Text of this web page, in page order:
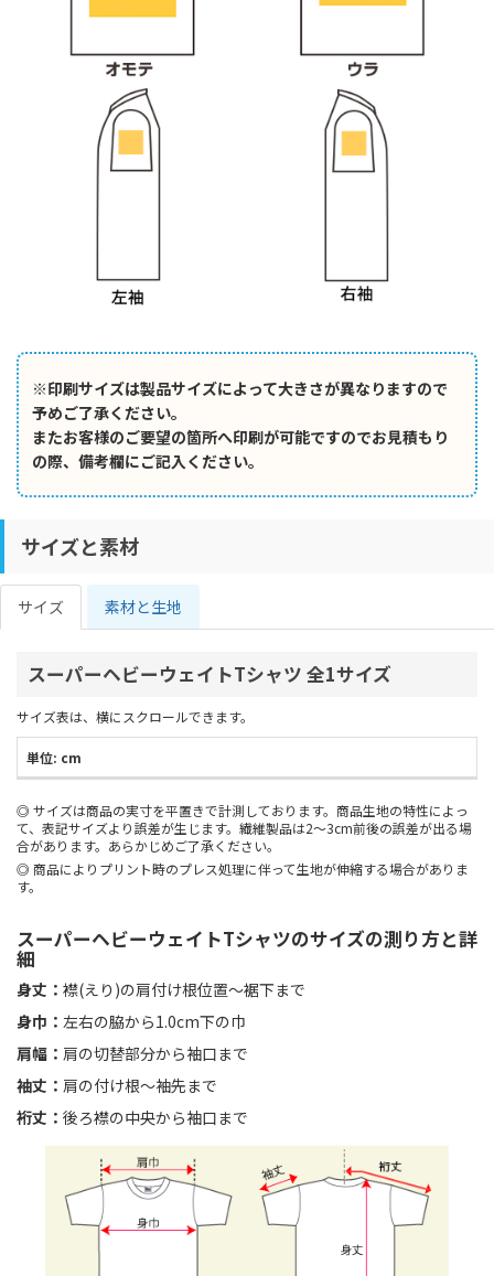
※印刷サイズは製品サイズによって大きさが異なりますので
予めご了承ください。
またお客様のご要望の箇所へ印刷が可能ですのでお見積もり
の際、備考欄にご記入ください。
サイズと素材
サイズ 素材と生地
スーパーヘビーウェイトTシャツ 全1サイズ
サイズ表は、横にスクロールできます。
単位: cm
サイズは商品の実寸を平置きで計測しております。商品生地の特性によっ
て、表記サイズより誤差が生じます。繊維製品は2～3cm前後の誤差が出る場
合があります。あらかじめご了承ください。
商品によりプリント時のプレス処理に伴って生地が伸縮する場合がありま
す。
スーパーヘビーウェイトTシャツのサイズの測り方と詳
細
身丈： 襟(えり)の肩付け根位置〜裾下まで
身巾： 左右の脇から1.0cm下の巾
肩幅： 肩の切替部分から袖口まで
袖丈： 肩の付け根〜袖先まで
裄丈： 後ろ襟の中央から袖口まで